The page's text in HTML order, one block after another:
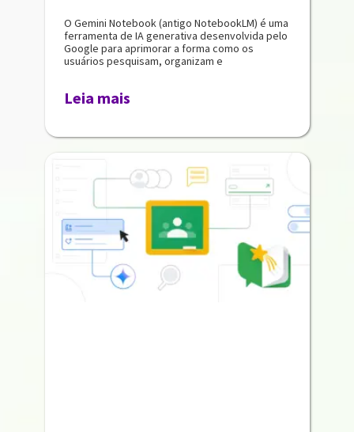
O Gemini Notebook (antigo NotebookLM) é uma
ferramenta de IA generativa desenvolvida pelo
Google para aprimorar a forma como os
usuários pesquisam, organizam e
Leia mais